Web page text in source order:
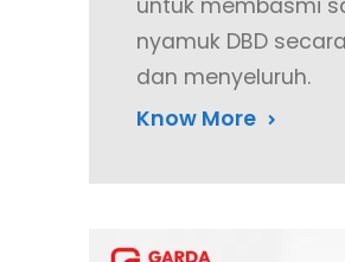
untuk membasmi
nyamuk DBD
dan menyeluruh.
Know More